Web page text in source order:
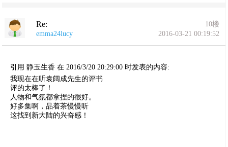
Re:
10楼
emma24lucy
2016-03-21 00:19:52
引用 静玉生香 在 2016/3/20 20:29:00 时发表的内容:
我现在在听袁阔成先生的评书
评的太棒了！
人物和气氛都拿捏的很好。
好多集啊，品着茶慢慢听
这找到新大陆的兴奋感！